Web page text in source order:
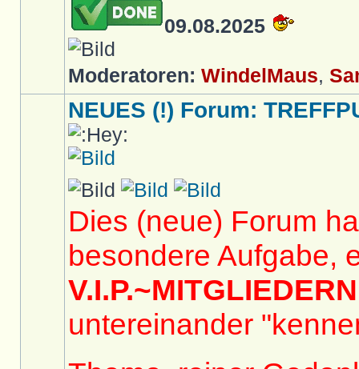
09.08.2025
Moderatoren: WindelMaus,
NEUES (!) Forum:
Dies (neue) Forum
besondere Aufgabe,
V.I.P.~MITGLIEDERN
untereinander